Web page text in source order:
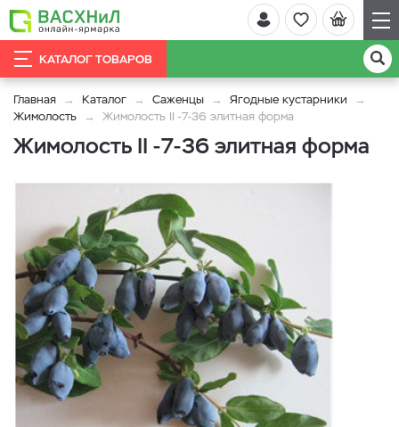
КАТАЛОГ ТОВАРОВ
Главная Каталог Саженцы
Ягодные кустарники
Жимолость
Жимолость II -7-36 элитная форма
Жимолость II -7-36 элитная форма